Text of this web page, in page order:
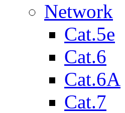
Network
Cat.5e
Cat.6
Cat.6A
Cat.7